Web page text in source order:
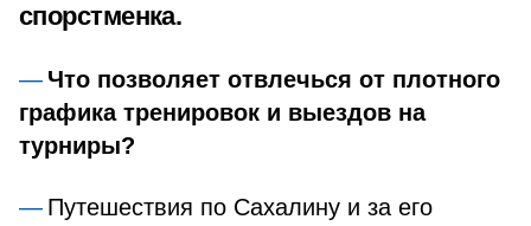
спорстменка.
Что позволяет отвлечься от плотного
графика тренировок и выездов на
турниры?
Путешествия по Сахалину и за его